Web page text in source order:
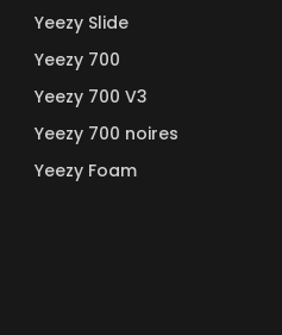
Yeezy Slide
Yeezy 700
Yeezy 700 V3
Yeezy 700 noires
Yeezy Foam